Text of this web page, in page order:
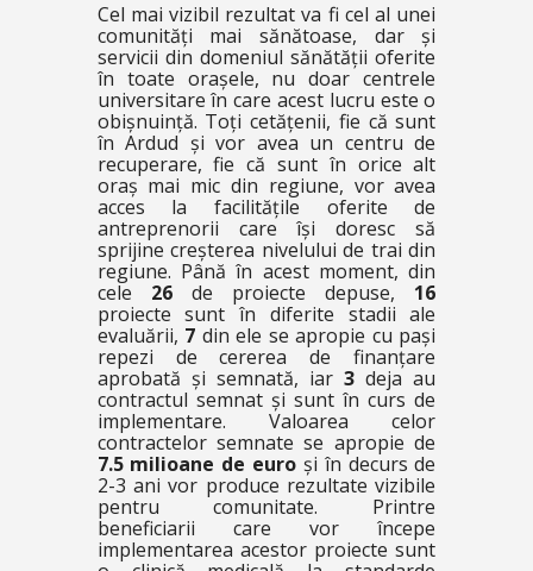
Cel mai vizibil rezultat va fi cel al unei
comunități mai sănătoase, dar și
servicii din domeniul sănătății oferite
în toate orașele, nu doar centrele
universitare în care acest lucru este o
obișnuință. Toți cetățenii, fie că sunt
în Ardud și vor avea un centru de
recuperare, fie că sunt în orice alt
oraș mai mic din regiune, vor avea
acces la facilitățile oferite de
antreprenorii care își doresc să
sprijine creșterea nivelului de trai din
regiune. Până în acest moment, din
cele 26de proiecte depuse, 16
proiecte sunt în diferite stadii ale
evaluării, 7 din ele se apropie cu pași
repezi de cererea de finanțare
aprobată și semnată, iar3 deja au
contractul semnat și sunt în curs de
implementare. Valoarea celor
contractelor semnate se apropie de
7.5 milioane de euro și în decurs de
2-3 ani vor produce rezultate vizibile
pentru comunitate. Printre
beneficiarii care vor începe
implementarea acestor proiecte sunt